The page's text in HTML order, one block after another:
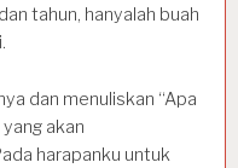
tahun, hanyalah buah
dan menuliskan “Apa
akan
harapanku untuk